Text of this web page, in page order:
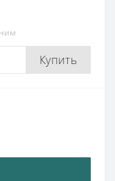
Купить